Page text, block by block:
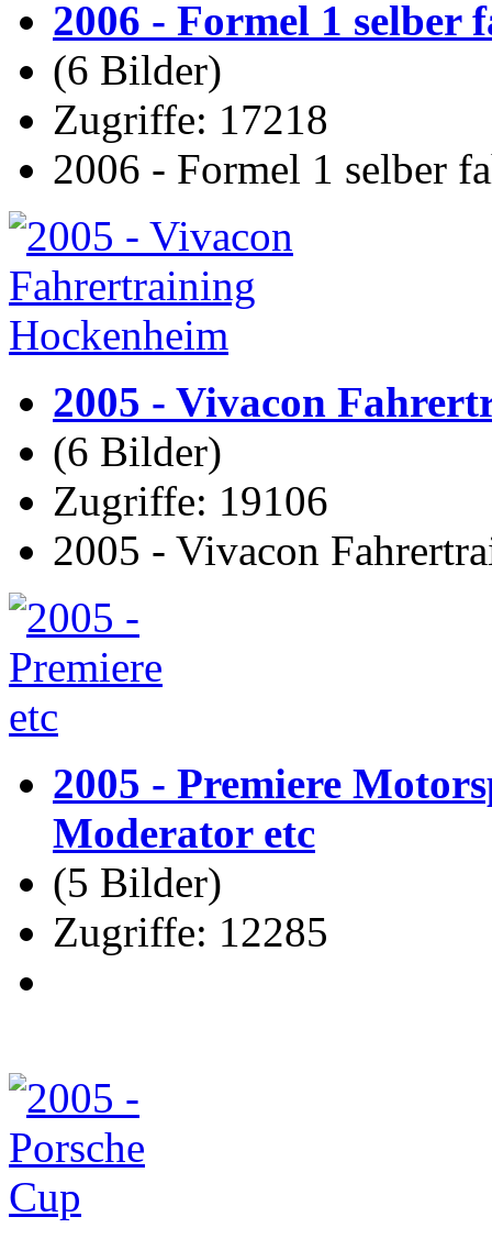
2006 - Formel 1 selber
(6 Bilder)
Zugriffe: 17218
2006 - Formel 1 selber
2005 - Vivacon
(6 Bilder)
Zugriffe: 19106
2005 - Vivacon
2005 - Premiere
Moderator etc
(5 Bilder)
Zugriffe: 12285